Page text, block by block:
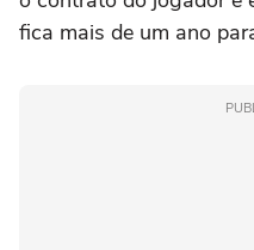
fica mais de um ano